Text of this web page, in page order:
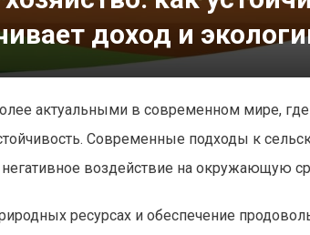
доход и
актуальными в современном мире,
Современные подходы к
воздействие на окружающую
ресурсах и обеспечение